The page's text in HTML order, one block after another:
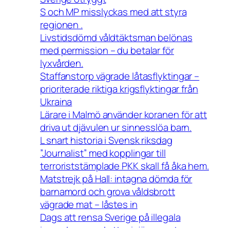
S och MP misslyckas med att styra
regionen .
Livstidsdömd våldtäktsman belönas
med permission – du betalar för
lyxvården.
Staffanstorp vägrade låtasflyktingar –
prioriterade riktiga krigsflyktingar från
Ukraina
Lärare i Malmö använder koranen för att
driva ut djävulen ur sinnesslöa barn.
L snart historia i Svensk riksdag
”Journalist” med kopplingar till
terroriststämplade PKK skall få åka hem.
Matstrejk på Hall: intagna dömda för
barnamord och grova våldsbrott
vägrade mat – låstes in
Dags att rensa Sverige på illegala